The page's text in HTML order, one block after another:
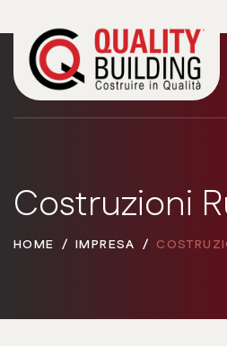
Costruzioni
HOME IMPRESA